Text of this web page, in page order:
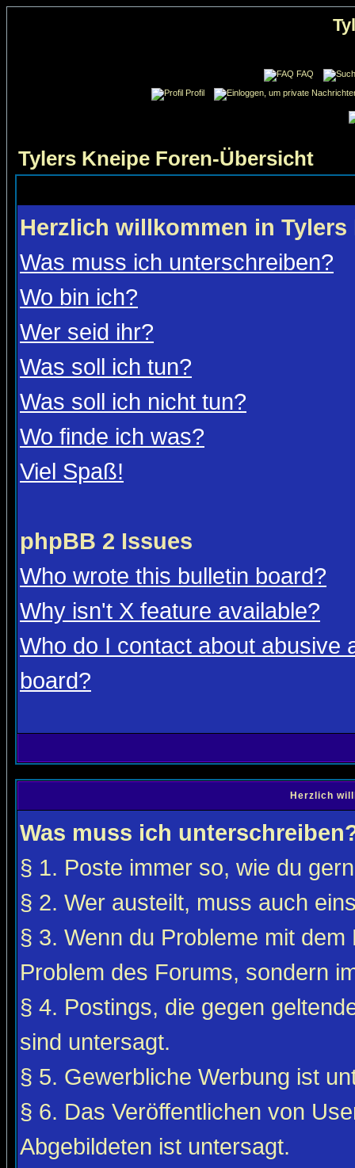
FAQ
Profil
Tylers Kneipe Foren-Übersicht
Herzlich willkommen in Tylers
Was muss ich unterschreiben?
Wo bin ich?
Wer seid ihr?
Was soll ich tun?
Was soll ich nicht tun?
Wo finde ich was?
Viel Spaß!
phpBB 2 Issues
Who wrote this bulletin board?
Why isn't X feature available?
Who do I contact about abusive
board?
Herzlich
Was muss ich
§ 1. Poste immer so, wie du
§ 2. Wer austeilt, muss auch
§ 3. Wenn du Probleme mit
Problem des Forums, sondern
§ 4. Postings, die gegen
sind untersagt.
§ 5. Gewerbliche Werbung ist
§ 6. Das Veröffentlichen von
Abgebildeten ist untersagt.